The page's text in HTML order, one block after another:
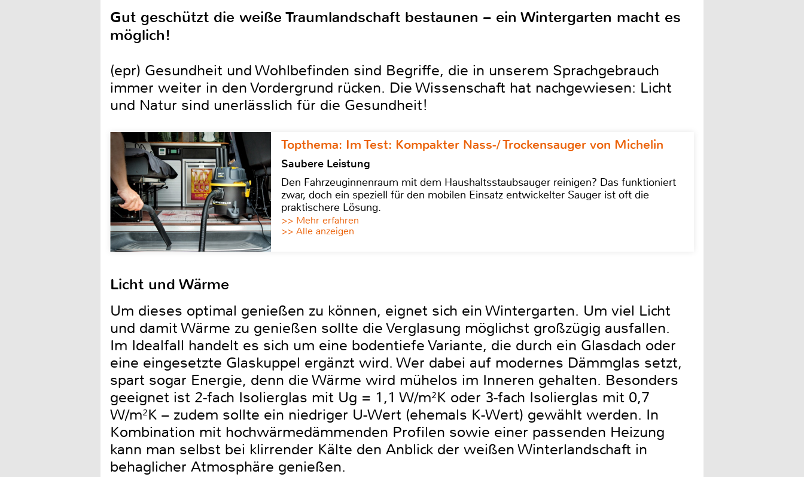
Gut geschützt die weiße Traumlandschaft bestaunen – ein Wintergarten macht es
möglich!
(epr) Gesundheit und Wohlbefinden sind Begriffe, die in unserem Sprachgebrauch
immer weiter in den Vordergrund rücken. Die Wissenschaft hat nachgewiesen: Licht
und Natur sind unerlässlich für die Gesundheit!
Topthema: Im Test: Kompakter Nass-/ Trockensauger von Michelin
Saubere Leistung
Den Fahrzeuginnenraum mit dem Haushaltsstaubsauger reinigen? Das funktioniert
zwar, doch ein speziell für den mobilen Einsatz entwickelter Sauger ist oft die
praktischere Lösung.
>> Mehr erfahren
>> Alle anzeigen
Licht und Wärme
Um dieses optimal genießen zu können, eignet sich ein Wintergarten. Um viel Licht
und damit Wärme zu genießen sollte die Verglasung möglichst großzügig ausfallen.
Im Idealfall handelt es sich um eine bodentiefe Variante, die durch ein Glasdach oder
eine eingesetzte Glaskuppel ergänzt wird. Wer dabei auf modernes Dämmglas setzt,
spart sogar Energie, denn die Wärme wird mühelos im Inneren gehalten. Besonders
geeignet ist 2-fach Isolierglas mit Ug = 1,1 W/m²K oder 3-fach Isolierglas mit 0,7
W/m²K – zudem sollte ein niedriger U-Wert (ehemals K-Wert) gewählt werden. In
Kombination mit hochwärmedämmenden Profilen sowie einer passenden Heizung
kann man selbst bei klirrender Kälte den Anblick der weißen Winterlandschaft in
behaglicher Atmosphäre genießen.